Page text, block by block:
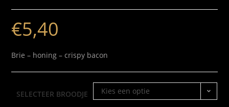
€5,40
Brie – honing – crispy bacon
SELECTEER BROODJE Kies een optie